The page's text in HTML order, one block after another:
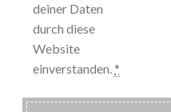
deiner Daten
durch diese
Website
einverstanden. *